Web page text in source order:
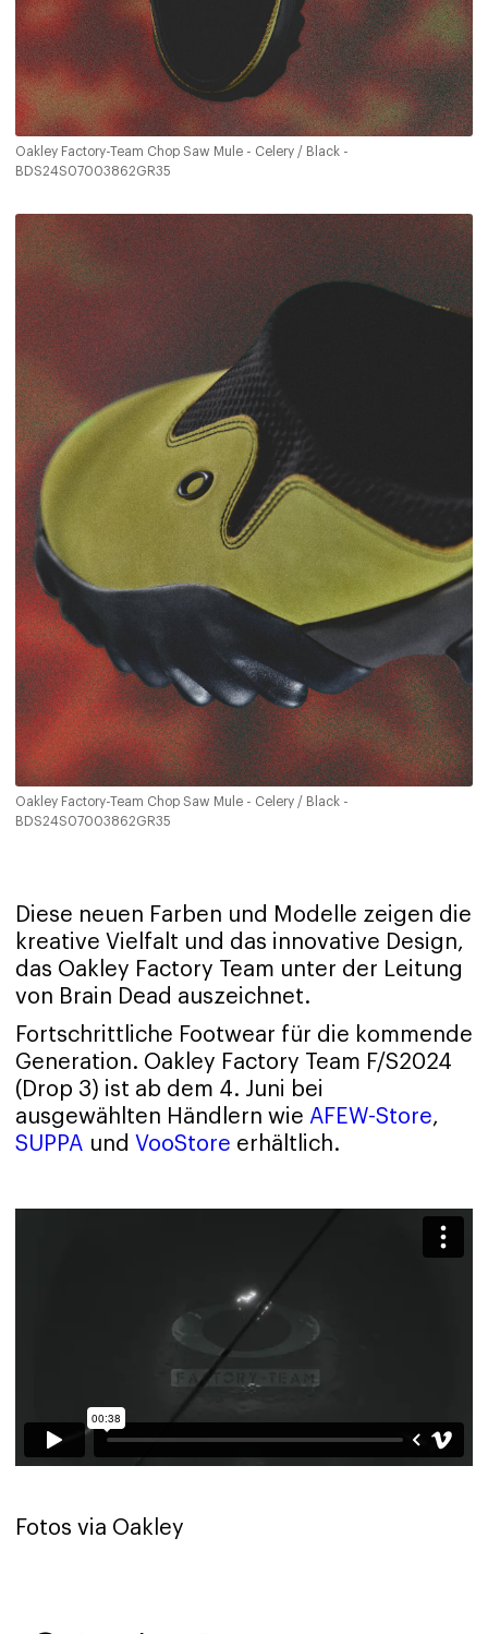
Oakley Factory-Team Chop Saw Mule - Celery / Black -
BDS24S07003862GR35
Oakley Factory-Team Chop Saw Mule - Celery / Black -
BDS24S07003862GR35
Diese neuen Farben und Modelle zeigen die
kreative Vielfalt und das innovative Design,
das Oakley Factory Team unter der Leitung
von Brain Dead auszeichnet.
Fortschrittliche Footwear für die kommende
Generation. Oakley Factory Team F/S2024
(Drop 3) ist ab dem 4. Juni bei
ausgewählten Händlern wie AFEW-Store,
SUPPA und VooStore erhältlich.
Fotos via Oakley